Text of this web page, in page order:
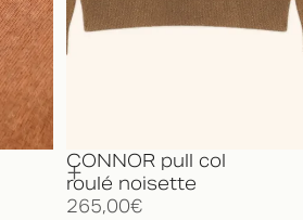
CONNOR pull col
roulé noisette
265,00€